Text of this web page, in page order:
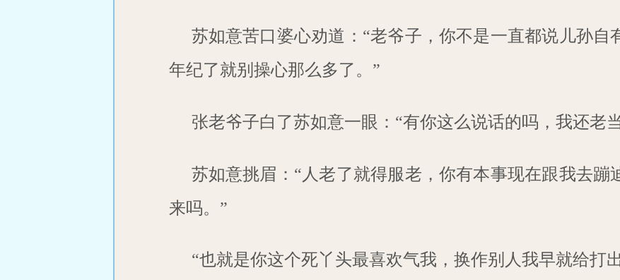
苏如意苦口婆心劝道：“老爷子，你不是一直都说儿孙自
年纪了就别操心那么多了。”
张老爷子白了苏如意一眼：“有你这么说话的吗，我还老
苏如意挑眉：“人老了就得服老，你有本事现在跟我去蹦
来吗。”
“也就是你这个死丫头最喜欢气我，换作别人我早就给打